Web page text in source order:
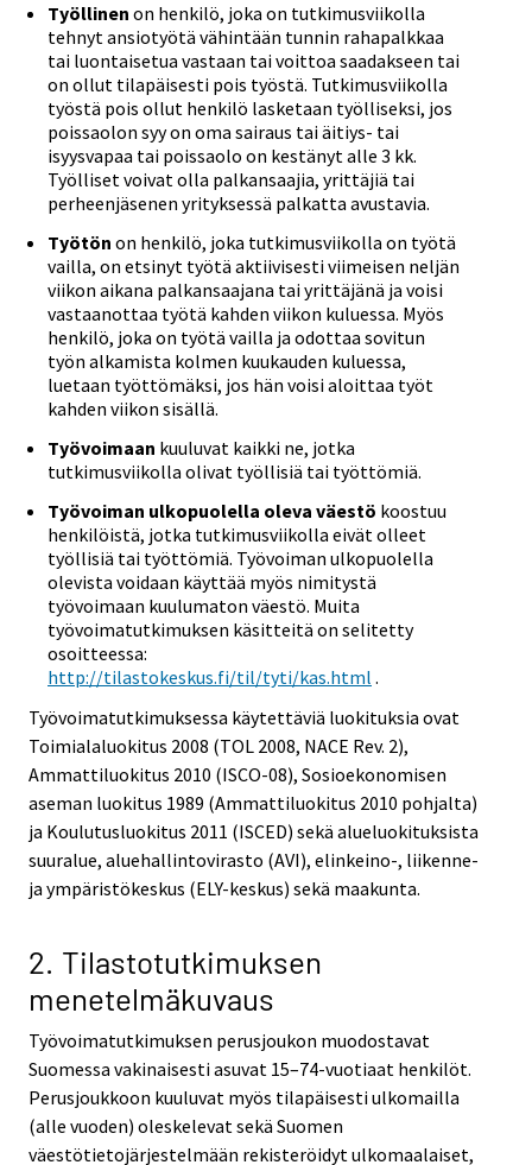
Työllinen on henkilö, joka on tutkimusviikolla
tehnyt ansiotyötä vähintään tunnin rahapalkkaa
tai luontaisetua vastaan tai voittoa saadakseen tai
on ollut tilapäisesti pois työstä. Tutkimusviikolla
työstä pois ollut henkilö lasketaan työlliseksi, jos
poissaolon syy on oma sairaus tai äitiys- tai
isyysvapaa tai poissaolo on kestänyt alle 3 kk.
Työlliset voivat olla palkansaajia, yrittäjiä tai
perheenjäsenen yrityksessä palkatta avustavia.
Työtön on henkilö, joka tutkimusviikolla on työtä
vailla, on etsinyt työtä aktiivisesti viimeisen neljän
viikon aikana palkansaajana tai yrittäjänä ja voisi
vastaanottaa työtä kahden viikon kuluessa. Myös
henkilö, joka on työtä vailla ja odottaa sovitun
työn alkamista kolmen kuukauden kuluessa,
luetaan työttömäksi, jos hän voisi aloittaa työt
kahden viikon sisällä.
Työvoimaan kuuluvat kaikki ne, jotka
tutkimusviikolla olivat työllisiä tai työttömiä.
Työvoiman ulkopuolella oleva väestö koostuu
henkilöistä, jotka tutkimusviikolla eivät olleet
työllisiä tai työttömiä. Työvoiman ulkopuolella
olevista voidaan käyttää myös nimitystä
työvoimaan kuulumaton väestö. Muita
työvoimatutkimuksen käsitteitä on selitetty
osoitteessa:
http://tilastokeskus.fi/til/tyti/kas.html .
Työvoimatutkimuksessa käytettäviä luokituksia ovat
Toimialaluokitus 2008 (TOL 2008, NACE Rev. 2),
Ammattiluokitus 2010 (ISCO-08), Sosioekonomisen
aseman luokitus 1989 (Ammattiluokitus 2010 pohjalta)
ja Koulutusluokitus 2011 (ISCED) sekä alueluokituksista
suuralue, aluehallintovirasto (AVI), elinkeino-, liikenne-
ja ympäristökeskus (ELY-keskus) sekä maakunta.
2. Tilastotutkimuksen
menetelmäkuvaus
Työvoimatutkimuksen perusjoukon muodostavat
Suomessa vakinaisesti asuvat 15–74-vuotiaat henkilöt.
Perusjoukkoon kuuluvat myös tilapäisesti ulkomailla
(alle vuoden) oleskelevat sekä Suomen
väestötietojärjestelmään rekisteröidyt ulkomaalaiset,